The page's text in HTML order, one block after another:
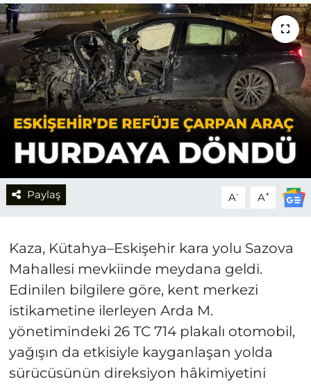
Paylaş A- A+
Kaza, Kütahya–Eskişehir kara yolu Sazova
Mahallesi mevkiinde meydana geldi.
Edinilen bilgilere göre, kent merkezi
istikametine ilerleyen Arda M.
yönetimindeki 26 TC 714 plakalı otomobil,
yağışın da etkisiyle kayganlaşan yolda
sürücüsünün direksiyon hâkimiyetini